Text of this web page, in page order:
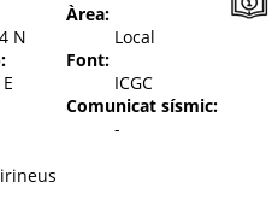
N
Àrea:
Local
Font:
ICGC
Comunicat sísmic:
-